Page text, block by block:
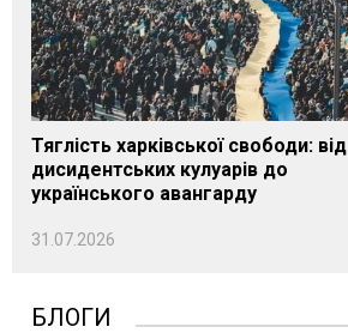
Тяглість харківської свободи: від
дисидентських кулуарів до
українського авангарду
31.07.2026
БЛОГИ